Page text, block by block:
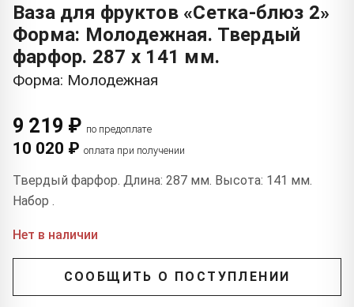
Ваза для фруктов «Сетка-блюз 2»
Форма: Молодежная. Твердый
фарфор. 287 x 141 мм.
Форма: Молодежная
9 219 ₽ по предоплате
10 020 ₽ оплата при получении
Твердый фарфор. Длина: 287 мм. Высота: 141 мм.
Набор .
Нет в наличии
СООБЩИТЬ О ПОСТУПЛЕНИИ